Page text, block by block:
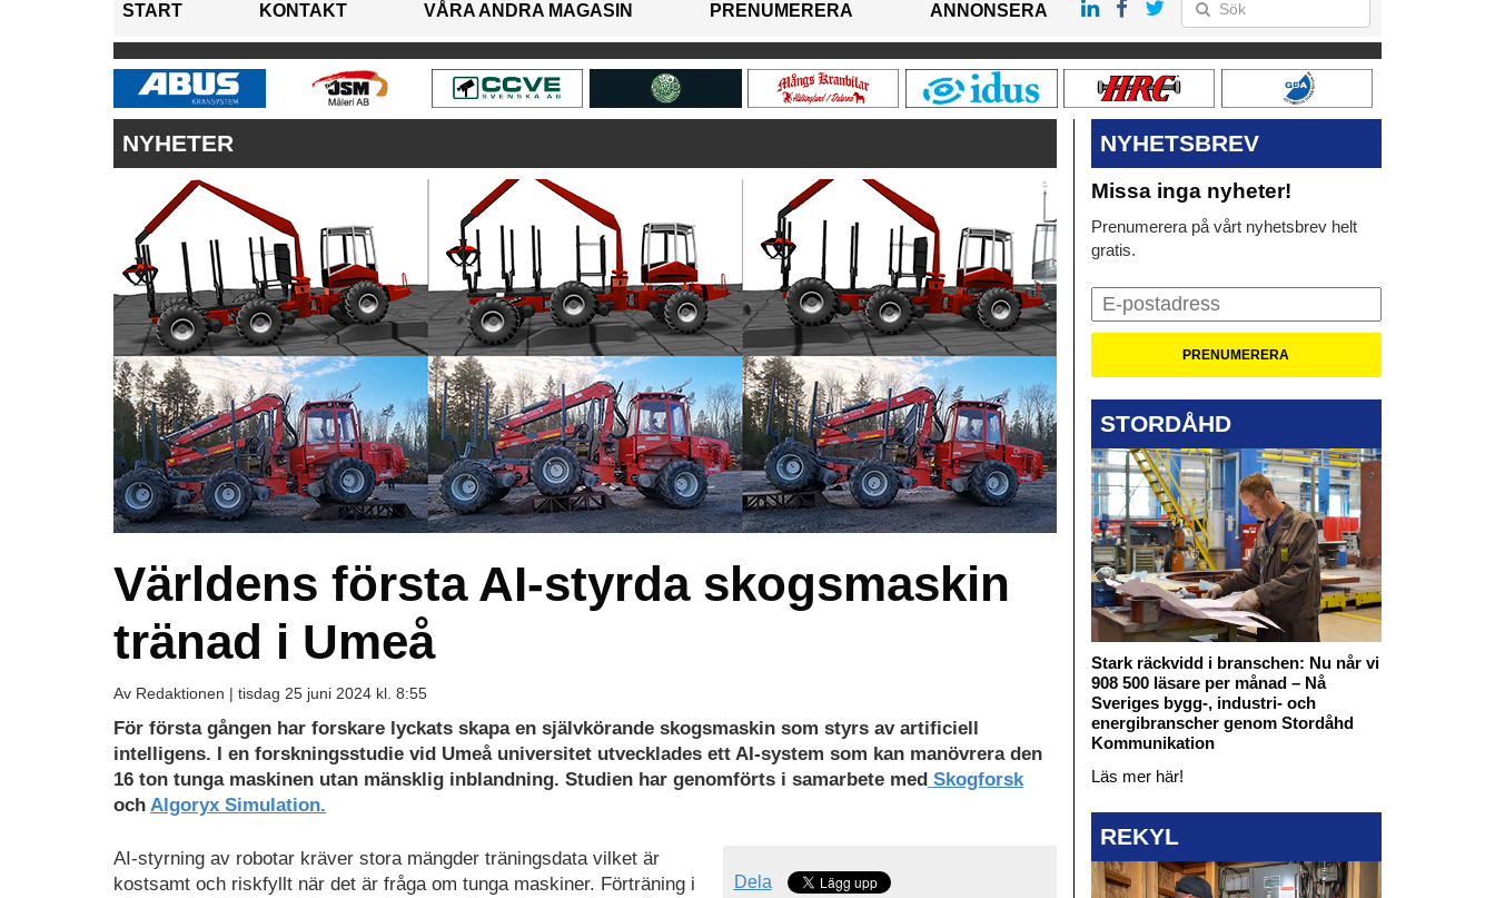
START KONTAKT VÅRA ANDRA MAGASIN PRENUMERERA ANNONSERA
NYHETER
Världens första AI-styrda skogsmaskin
tränad i Umeå
Av Redaktionen | tisdag 25 juni 2024 kl. 8:55
För första gången har forskare lyckats skapa en självkörande skogsmaskin som styrs av artificiell
intelligens. I en forskningsstudie vid Umeå universitet utvecklades ett AI-system som kan manövrera den
16 ton tunga maskinen utan mänsklig inblandning. Studien har genomförts i samarbete med Skogforsk
och Algoryx Simulation.
Dela
AI-styrning av robotar kräver stora mängder träningsdata vilket är
kostsamt och riskfyllt när det är fråga om tunga maskiner. Förträning i
NYHETSBREV
Missa inga nyheter!
Prenumerera på vårt nyhetsbrev helt
gratis.
STORDÅHD
Stark räckvidd i branschen: Nu når vi
908 500 läsare per månad – Nå
Sveriges bygg-, industri- och
energibranscher genom Stordåhd
Kommunikation
Läs mer här!
REKYL